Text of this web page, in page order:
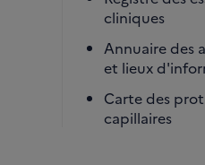
cliniques
Annuaire des
et lieux
Carte des
capillaires